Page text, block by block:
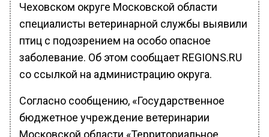
Чеховском округе Московской области
специалисты ветеринарной службы выявили
птиц с подозрением на особо опасное
заболевание. Об этом сообщает REGIONS.RU
со ссылкой на администрацию округа.
Согласно сообщению, «Государственное
бюджетное учреждение ветеринарии
Московской области «Территориальное